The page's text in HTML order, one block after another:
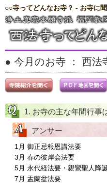
○○寺ってどんなお寺？ - お寺に
サイトマップ >>○○寺ってどんなお寺
東筑組のお寺に聞く生の声
● 今月のお寺 ： 西法
1. お寺の主な年間行事
アンサー
1月 御正忌報恩講法要
3月 春の彼岸会法要
5月 永代経法要・親鸞聖人降
7月 盂蘭盆法要